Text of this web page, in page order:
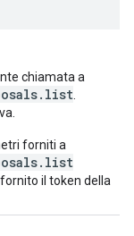
chiamata a
forniti a
il token della